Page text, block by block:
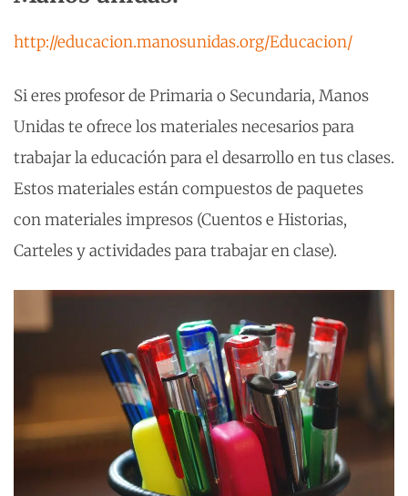
http://educacion.manosunidas.org/Educacion/
Si eres profesor de Primaria o Secundaria, Manos
Unidas te ofrece los materiales necesarios para
trabajar la educación para el desarrollo en tus clases.
Estos materiales están compuestos de paquetes
con materiales impresos (Cuentos e Historias,
Carteles y actividades para trabajar en clase).